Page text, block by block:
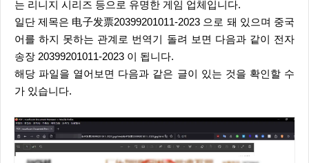
는 리니지 시리즈 등으로 유명한 게임 업체입니다.
일단 제목은 电子发票20399201011-2023 으로 돼 있으며 중국
어를 하지 못하는 관계로 번역기 돌려 보면 다음과 같이 전자
송장 20399201011-2023 이 됩니다.
해당 파일을 열어보면 다음과 같은 글이 있는 것을 확인할 수
가 있습니다.